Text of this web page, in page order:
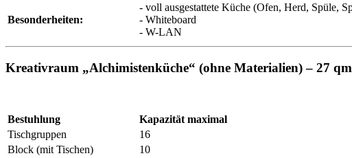
Besonderheiten:
- voll ausgestattete Küche (Ofen, Herd, Spüle,
- Whiteboard
- W-LAN
Kreativraum „Alchimistenküche“ (ohne Materialien) – 27 qm
Bestuhlung
Kapazität maximal
Tischgruppen
16
Block (mit Tischen)
10